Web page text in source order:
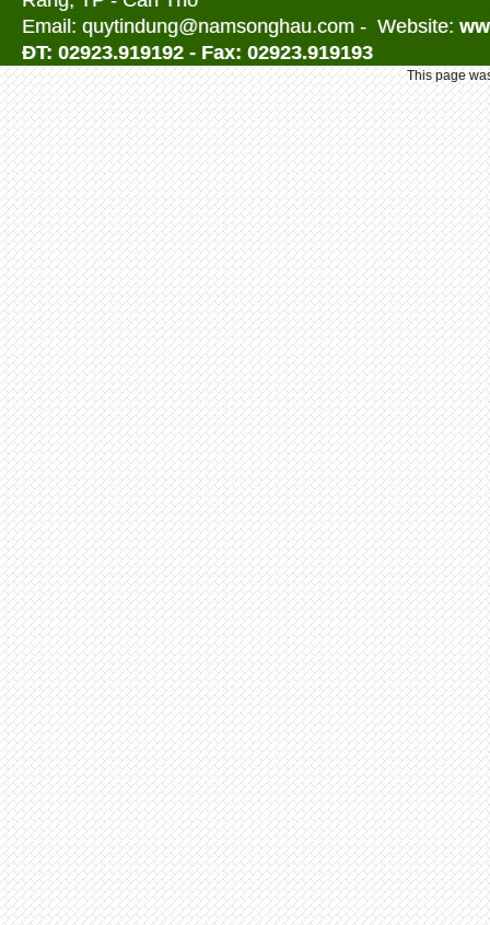
Email: quytindung@namsonghau.com - Website:
ĐT: 02923.919192 - Fax: 02923.919193
This page